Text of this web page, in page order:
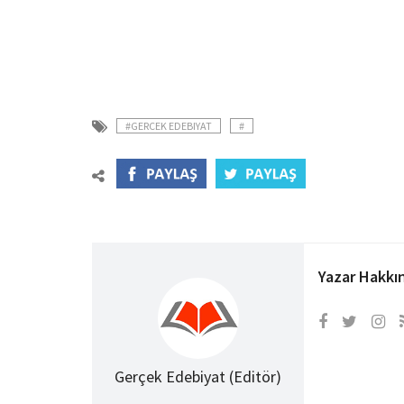
#GERCEK EDEBIYAT #
Gerçek Edebiyat (Editör)
Yazar